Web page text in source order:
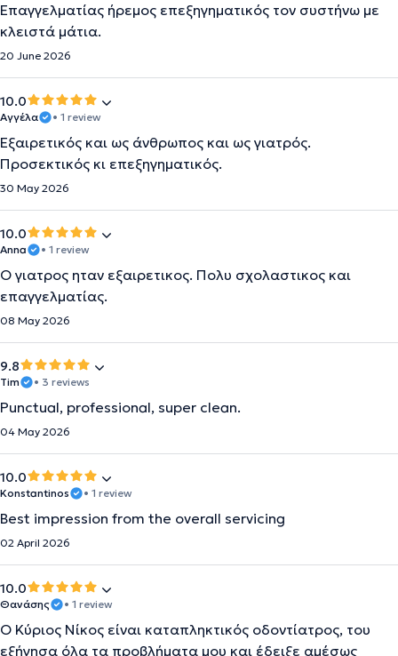
Επαγγελματίας ήρεμος επεξηγηματικός τον συστήνω με
κλειστά μάτια.
20 June 2026
10.0
Αγγέλα • 1 review
Εξαιρετικός και ως άνθρωπος και ως γιατρός.
Προσεκτικός κι επεξηγηματικός.
30 May 2026
10.0
Anna • 1 review
Ο γιατρος ηταν εξαιρετικος. Πολυ σχολαστικος και
επαγγελματίας.
08 May 2026
9.8
Tim • 3 reviews
Punctual, professional, super clean.
04 May 2026
10.0
Konstantinos • 1 review
Best impression from the overall servicing
02 April 2026
10.0
Θανάσης • 1 review
Ο Κύριος Νίκος είναι καταπληκτικός οδοντίατρος, του
εξήγησα όλα τα προβλήματα μου και έδειξε αμέσως